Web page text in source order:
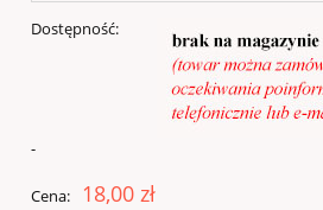
Dostępność:
-
Cena: 18,00 zł